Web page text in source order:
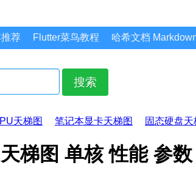
荐 Flutter菜鸟教程 哈希文档
搜索
天梯图 笔记本显卡天梯图 固态硬盘天
梯图 单核 性能 参